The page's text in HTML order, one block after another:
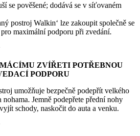
se pověšené; dodává se v síťovaném
postroj Walkin‘ lze zakoupit společně se
pro maximální podporu při zvedání.
ZVÍŘETI POTŘEBNOU
PODPORU
umožňuje bezpečně podepřít velkého
nohama. Jemně podepřete přední nohy
schody, naskočit do auta a venku.